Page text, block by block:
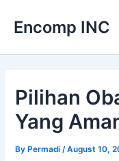
Encomp INC
Pilihan
Yang
ByPermadi /August 10,